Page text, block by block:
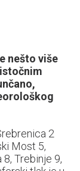
nešto više
2
Most 5,
8, Trebinje 9,